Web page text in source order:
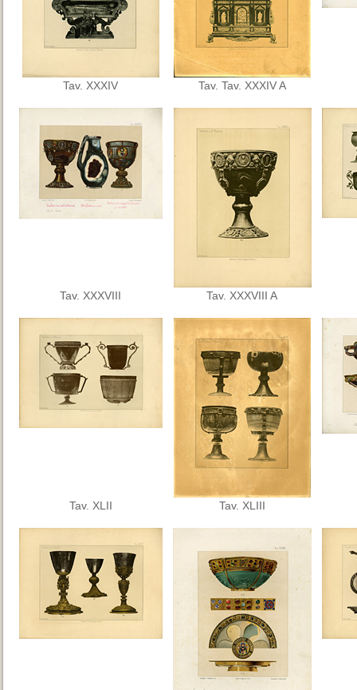
Tav. XXXIV Tav. Tav. XXXIV A
Tav. XXXVIII Tav. XXXVIII A
Tav. XLII Tav. XLIII